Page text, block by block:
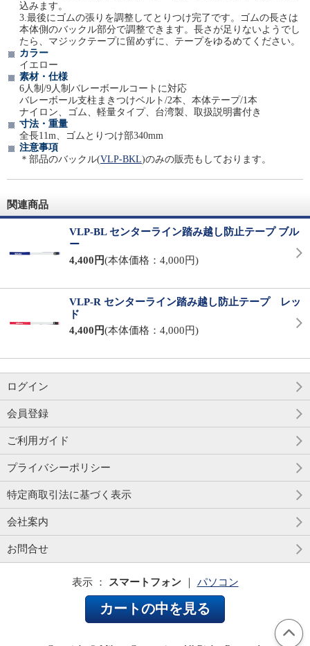
込みます。
3.最後にゴムの張りを調整してとりつけ完了です。ゴムの長さは
本体側のバックル部分で調整できます。長さが足りないようでし
たら、マジックテープに留めずに、テープをゆるめてください。
カラー
イエロー
素材・仕様
6人制/9人制バレーボールコートに対応
バレーボール支柱まきつけベルト/2本、本体テープ/1本
ナイロン、ゴム、軽量タイプ、台湾製、取扱説明書付き
寸法・重量
全長11m、ゴムとりつけ部340mm
注意事項
＊部品のバックル(VLP-BKL)のみの販売もしております。
関連商品
VLP-BL センターライン踏み越し防止テープ ブル
ー
4,400円(本体価格：4,000円)
VLP-R センターライン踏み越し防止テープ レッ
ド
4,400円(本体価格：4,000円)
ログイン
会員登録
ご利用ガイド
プライバシーポリシー
特定商取引法に基づく表示
会社案内
お問合せ
表示 ： スマートフォン｜ パソコン
カートの中を見る